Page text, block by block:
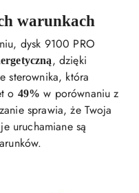
warunkach
dysk 9100 PRO
, dzięki
sterownika, która
o 49% w porównaniu z
sprawia, że Twoja
uruchamiane są